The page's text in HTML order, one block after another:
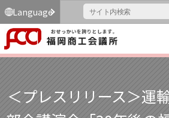
Language
＜プレスリリース＞運